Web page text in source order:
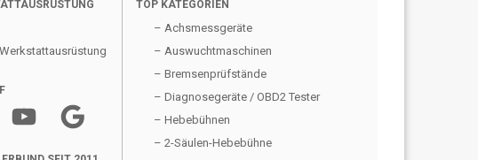
YouTube Google
TOP KATEGORIEN
– Achsmessgeräte
– Auswuchtmaschinen
– Bremsenprüfstände
– Diagnosegeräte / OBD2 Tester
– Hebebühnen
– 2-Säulen-Hebebühne